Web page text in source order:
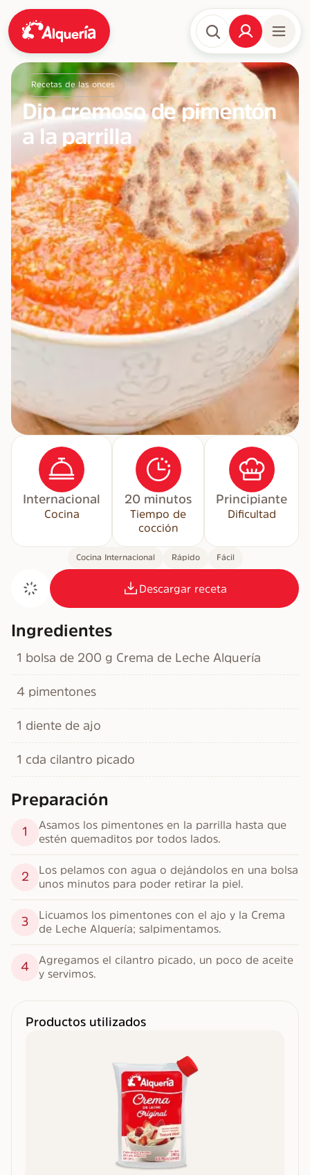
Recetas de las onces
Dip cremoso de pimentón
a la parrilla
Cocina
Internacional
Tiempo de
cocción
20 minutos
Dificultad
Principiante
Cocina Internacional Rápido Fácil
Descargar receta
Ingredientes
1 bolsa de 200 g Crema de Leche Alquería
4 pimentones
1 diente de ajo
1 cda cilantro picado
Preparación
1
Asamos los pimentones en la parrilla hasta que
estén quemaditos por todos lados.
2
Los pelamos con agua o dejándolos en una bolsa
unos minutos para poder retirar la piel.
3
Licuamos los pimentones con el ajo y la Crema
de Leche Alquería; salpimentamos.
4
Agregamos el cilantro picado, un poco de aceite
y servimos.
Productos utilizados